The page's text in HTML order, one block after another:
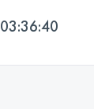
03:36:40